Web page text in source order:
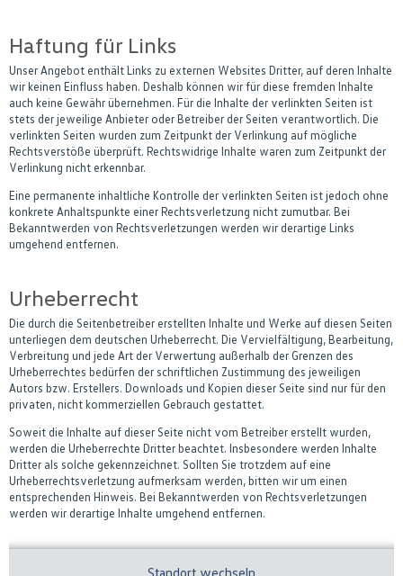
Haftung für Links
Unser Angebot enthält Links zu externen Websites Dritter, auf deren Inhalte
wir keinen Einfluss haben. Deshalb können wir für diese fremden Inhalte
auch keine Gewähr übernehmen. Für die Inhalte der verlinkten Seiten ist
stets der jeweilige Anbieter oder Betreiber der Seiten verantwortlich. Die
verlinkten Seiten wurden zum Zeitpunkt der Verlinkung auf mögliche
Rechtsverstöße überprüft. Rechtswidrige Inhalte waren zum Zeitpunkt der
Verlinkung nicht erkennbar.
Eine permanente inhaltliche Kontrolle der verlinkten Seiten ist jedoch ohne
konkrete Anhaltspunkte einer Rechtsverletzung nicht zumutbar. Bei
Bekanntwerden von Rechtsverletzungen werden wir derartige Links
umgehend entfernen.
Urheberrecht
Die durch die Seitenbetreiber erstellten Inhalte und Werke auf diesen Seiten
unterliegen dem deutschen Urheberrecht. Die Vervielfältigung, Bearbeitung,
Verbreitung und jede Art der Verwertung außerhalb der Grenzen des
Urheberrechtes bedürfen der schriftlichen Zustimmung des jeweiligen
Autors bzw. Erstellers. Downloads und Kopien dieser Seite sind nur für den
privaten, nicht kommerziellen Gebrauch gestattet.
Soweit die Inhalte auf dieser Seite nicht vom Betreiber erstellt wurden,
werden die Urheberrechte Dritter beachtet. Insbesondere werden Inhalte
Dritter als solche gekennzeichnet. Sollten Sie trotzdem auf eine
Urheberrechtsverletzung aufmerksam werden, bitten wir um einen
entsprechenden Hinweis. Bei Bekanntwerden von Rechtsverletzungen
werden wir derartige Inhalte umgehend entfernen.
Standort wechseln